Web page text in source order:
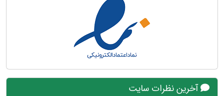
آخرین نظرات سایت